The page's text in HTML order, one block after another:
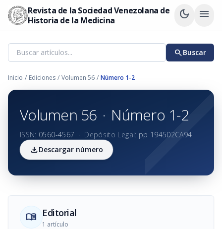
Revista de la Sociedad Venezolana de
Historia de la Medicina
dark_mode menu
searchBuscar
Inicio / Ediciones / Volumen 56 / Número 1-2
Volumen 56 · Número 1-2
ISSN: 0560-4567 · Depósito Legal: pp 194502CA94
downloadDescargar número
menu_book Editorial
1 artículo